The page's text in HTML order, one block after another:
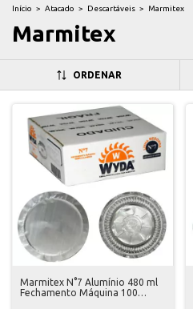
Início > Atacado > Descartáveis > Marmitex
Marmitex
ORDENAR
Marmitex N°7 Alumínio 480 ml
Fechamento Máquina 100